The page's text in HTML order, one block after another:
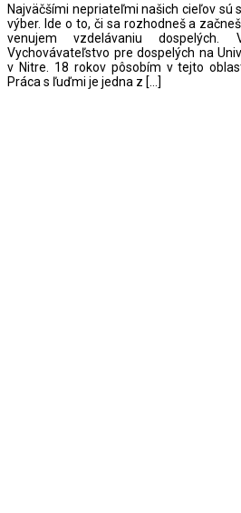
Najväčšími nepriateľmi našich cieľov sú
výber. Ide o to, či sa rozhodneš a
venujem vzdelávaniu dospelých.
Vychovávateľstvo pre dospelých na
v Nitre. 18 rokov pôsobím v tejto
Práca s ľuďmi je jedna z […]